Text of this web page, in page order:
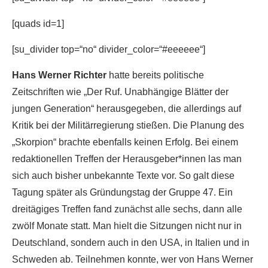
[quads id=1]
[su_divider top=“no“ divider_color=“#eeeeee“]
Hans Werner Richter hatte bereits politische
Zeitschriften wie „Der Ruf. Unabhängige Blätter der
jungen Generation“ herausgegeben, die allerdings auf
Kritik bei der Militärregierung stießen. Die Planung des
„Skorpion“ brachte ebenfalls keinen Erfolg. Bei einem
redaktionellen Treffen der Herausgeber*innen las man
sich auch bisher unbekannte Texte vor. So galt diese
Tagung später als Gründungstag der Gruppe 47. Ein
dreitägiges Treffen fand zunächst alle sechs, dann alle
zwölf Monate statt. Man hielt die Sitzungen nicht nur in
Deutschland, sondern auch in den USA, in Italien und in
Schweden ab. Teilnehmen konnte, wer von Hans Werner